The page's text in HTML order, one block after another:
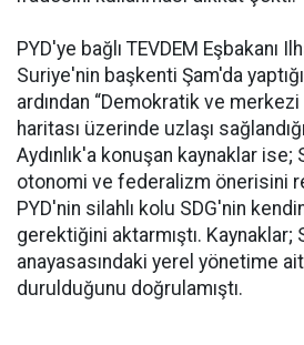
PYD'ye bağlı TEVDEM Eşbakanı
Suriye'nin başkenti Şam'da
ardından “Demokratik ve merkezi
haritası üzerinde uzlaşı
Aydınlık'a konuşan kaynaklar
otonomi ve federalizm önerisini
PYD'nin silahlı kolu SDG'nin
gerektiğini aktarmıştı. Kaynaklar;
anayasasındaki yerel yönetime
durulduğunu doğrulamıştı.